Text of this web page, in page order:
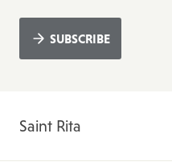
SUBSCRIBE
Saint Rita